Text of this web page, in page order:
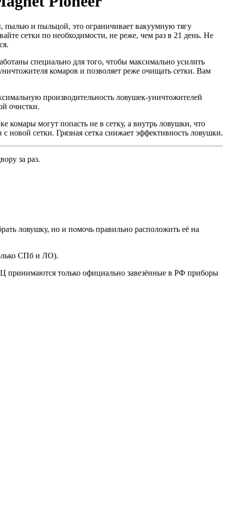
пылью и пыльцой, это ограничивает вакуумную тягу
сетки по необходимости, не реже, чем раз в 21 день. Не
специально для того, чтобы максимально усилить
комаров и позволяет реже очищать сетки. Вам
производительность ловушек-уничтожителей
очистки.
комары могут попасть не в сетку, а внутрь ловушки, что
новой сетки. Грязная сетка снижает эффективность ловушки.
за раз.
ловушку, но и помочь правильно расположить её на
СПб и ЛО).
принимаются только официально завезённые в РФ приборы